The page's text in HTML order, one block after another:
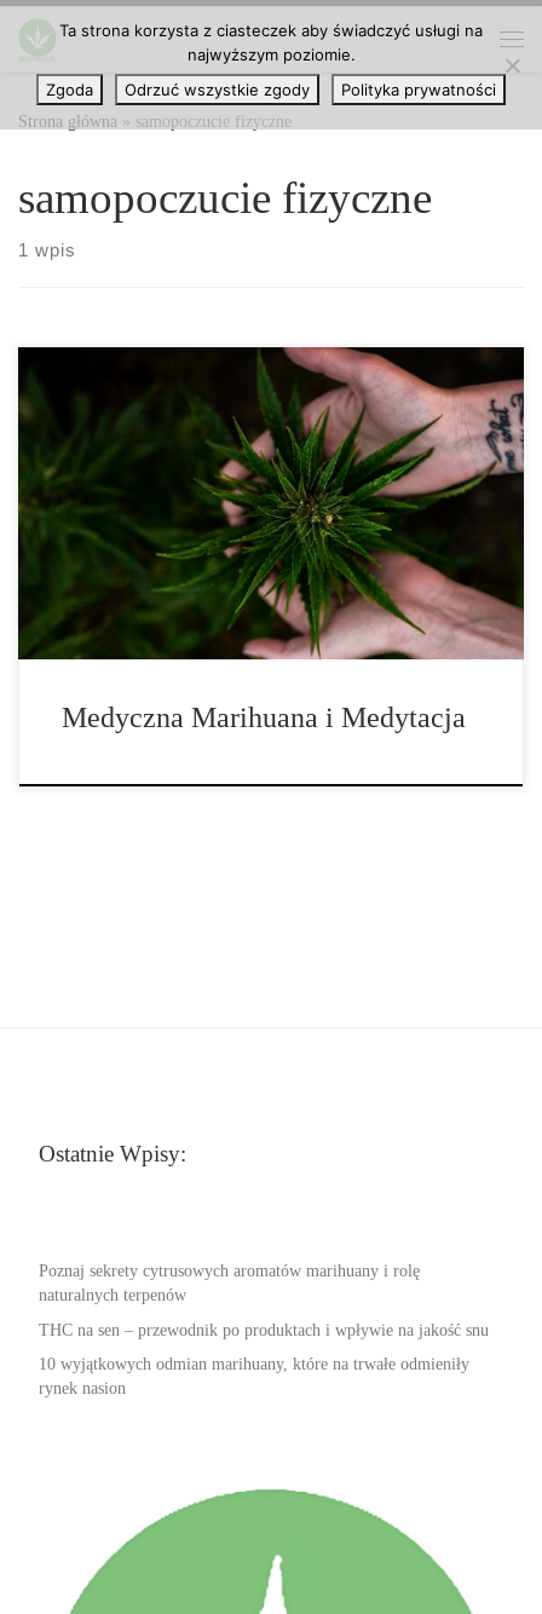
Przejdź do treści
Strona główna » samopoczucie fizyczne
samopoczucie fizyczne
1 wpis
Oprócz leczenia kwalifikujących się schorzeń, prawie każdy
pacjent na świecie używający marihuany medycznej używa jej w
celach relaksacyjnych, niezależnie od tego, czy o tym myśli, czy
nie. Medyczne produkty z konopi indyjskich stosowane w
odpowiednich, umiarkowanych dawkach są doskonałym antidotum
na stany lękowe. Uważnego użytkownika marihuany medycznej,
który osiągnie świadomość, […]
Medyczna Marihuana i Medytacja
Ostatnie Wpisy:
Poznaj sekrety cytrusowych aromatów marihuany i rolę
naturalnych terpenów
THC na sen – przewodnik po produktach i wpływie na jakość snu
10 wyjątkowych odmian marihuany, które na trwałe odmieniły
rynek nasion
Ta strona korzysta z ciasteczek aby świadczyć usługi na
najwyższym poziomie.
Zgoda
Odrzuć wszystkie zgody Polityka prywatności